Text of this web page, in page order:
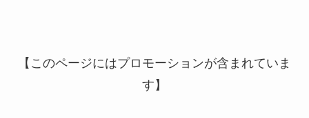
【このページにはプロモーションが含まれていま
す】